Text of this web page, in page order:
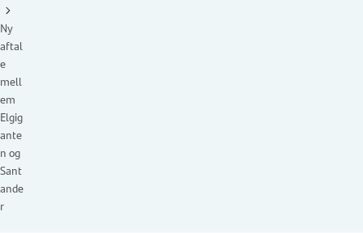
Ny
aftal
e
mell
em
Elgig
ante
n og
Sant
ande
r